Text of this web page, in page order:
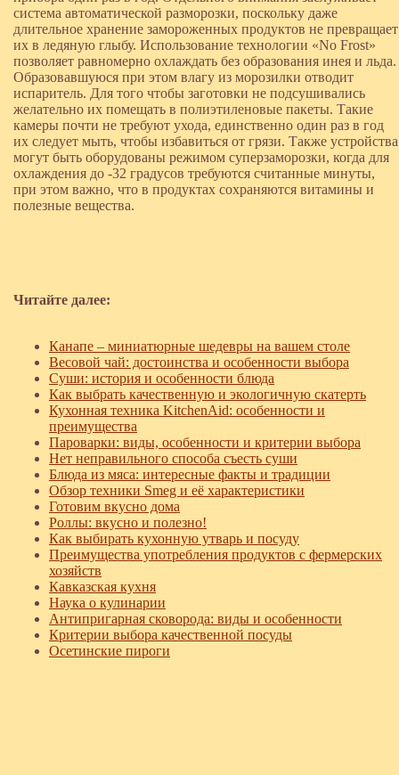
система автоматической разморозки, поскольку даже
длительное хранение замороженных продуктов не превращает
их в ледяную глыбу. Использование технологии «No Frost»
позволяет равномерно охлаждать без образования инея и льда.
Образовавшуюся при этом влагу из морозилки отводит
испаритель. Для того чтобы заготовки не подсушивались
желательно их помещать в полиэтиленовые пакеты. Такие
камеры почти не требуют ухода, единственно один раз в год
их следует мыть, чтобы избавиться от грязи. Также устройства
могут быть оборудованы режимом суперзаморозки, когда для
охлаждения до -32 градусов требуются считанные минуты,
при этом важно, что в продуктах сохраняются витамины и
полезные вещества.
Читайте далее:
Канапе – миниатюрные шедевры на вашем столе
Весовой чай: достоинства и особенности выбора
Суши: история и особенности блюда
Как выбрать качественную и экологичную скатерть
Кухонная техника KitchenAid: особенности и
преимущества
Пароварки: виды, особенности и критерии выбора
Нет неправильного способа съесть суши
Блюда из мяса: интересные факты и традиции
Обзор техники Smeg и её характеристики
Готовим вкусно дома
Роллы: вкусно и полезно!
Как выбирать кухонную утварь и посуду
Преимущества употребления продуктов с фермерских
хозяйств
Кавказская кухня
Наука о кулинарии
Антипригарная сковорода: виды и особенности
Критерии выбора качественной посуды
Осетинские пироги